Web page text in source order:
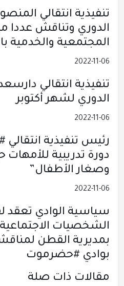
تنفيذية انتقالي
الدوري وتناقش عددا
المجتمعية والخدمية
2022-11-06
تنفيذية انتقالي
الدوري لشهر أكتوبر
2022-11-06
رئيس تنفيذية
دورة تدريبية
وصغار الأطفال”
2022-11-06
سياسية الوادي تعقد
الشخصيات
بمديرية القطن
بوادي #حضرموت
مقالات ذات صلة